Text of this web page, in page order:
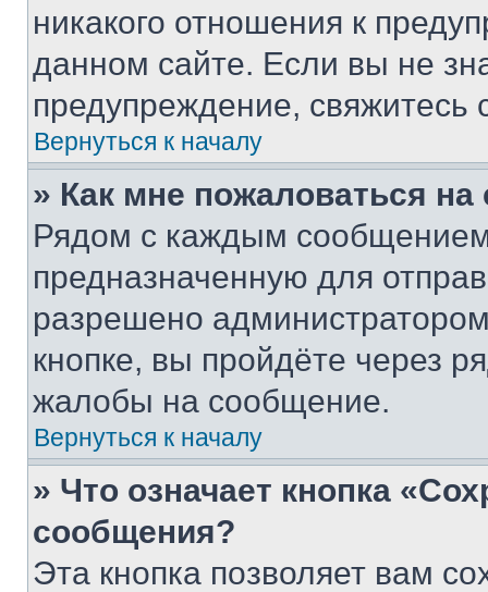
никакого отношения к
данном сайте. Если вы не
предупреждение,
Вернуться к началу
» Как мне пожаловаться
Рядом с каждым сообщением
предназначенную для
разрешено
кнопке, вы пройдёте через
жалобы на сообщение.
Вернуться к началу
» Что означает кнопка
сообщения?
Эта кнопка позволяет вам